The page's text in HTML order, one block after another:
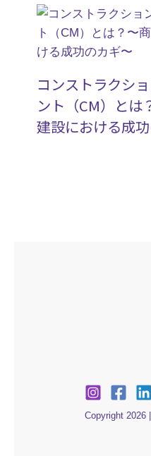
コンストラクシ
ント（CM）とは
建設における成
Copyright 2026